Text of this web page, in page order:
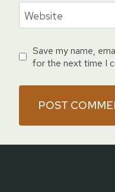
Website
Save my name,
for the next time I